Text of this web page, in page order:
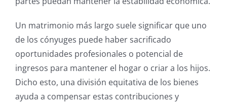
Un matrimonio más largo suele significar que uno
de los cónyuges puede haber sacrificado
oportunidades profesionales o potencial de
ingresos para mantener el hogar o criar a los hijos.
Dicho esto, una división equitativa de los bienes
ayuda a compensar estas contribuciones y